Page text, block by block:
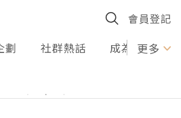
會員登記
劃 社群熱話 成為U更多